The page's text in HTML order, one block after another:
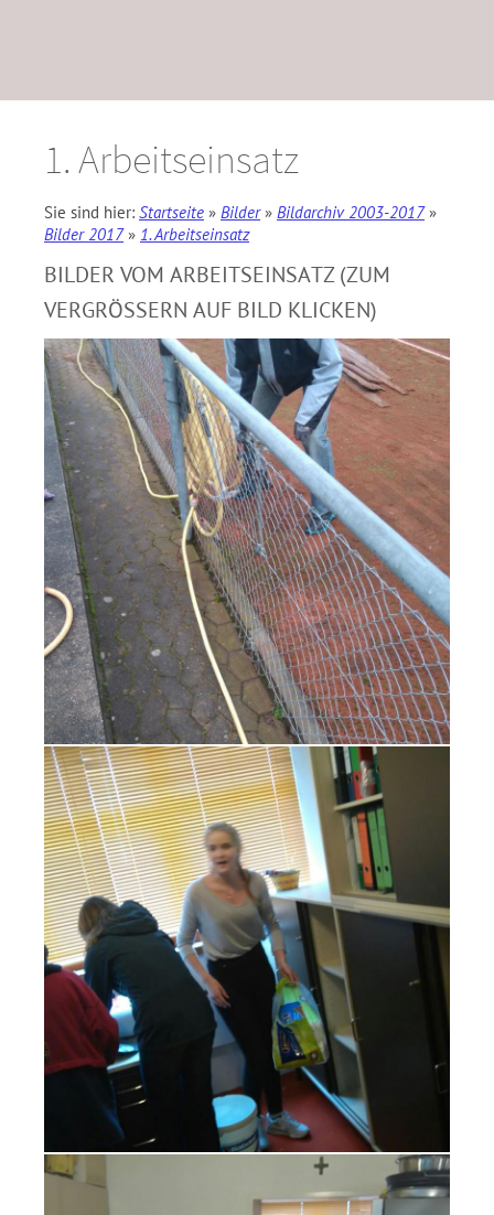
1. Arbeitseinsatz
Sie sind hier: Startseite » Bilder» Bildarchiv 2003-2017»
Bilder 2017» 1. Arbeitseinsatz
BILDER VOM ARBEITSEINSATZ (ZUM
VERGRÖSSERN AUF BILD KLICKEN)